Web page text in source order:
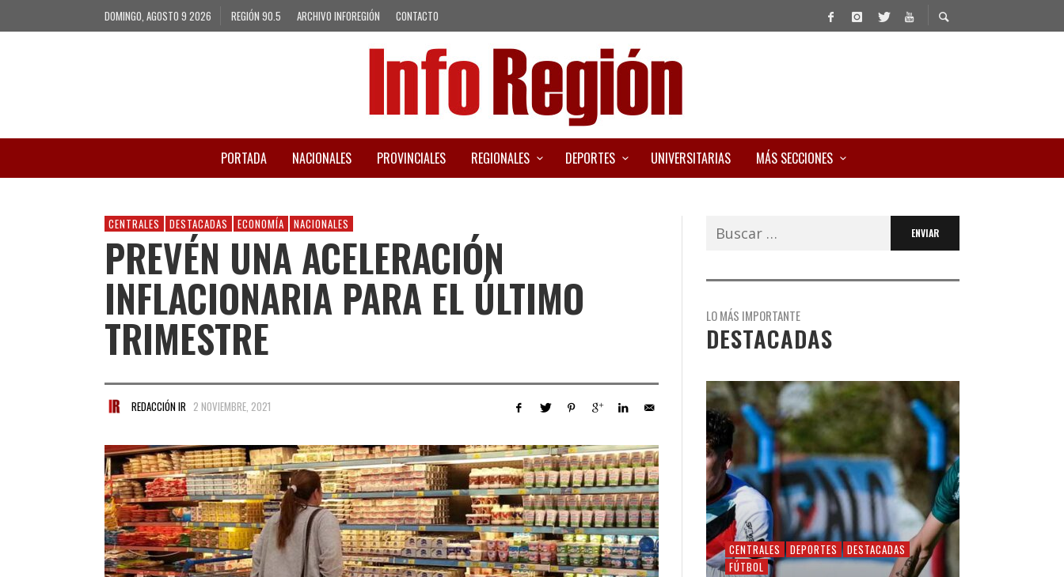
DOMINGO, AGOSTO 9 2026 REGIÓN 90.5 ARCHIVO INFOREGIÓN CONTACTO
PORTADA NACIONALES PROVINCIALES REGIONALES DEPORTES UNIVERSITARIAS MÁS SECCIONES
CENTRALES DESTACADAS ECONOMÍA NACIONALES
PREVÉN UNA ACELERACIÓN
INFLACIONARIA PARA EL ÚLTIMO
TRIMESTRE
REDACCIÓN IR 2 NOVIEMBRE, 2021
Buscar:
LO MÁS IMPORTANTE
DESTACADAS
CENTRALES DEPORTES
DESTACADAS
FÚTBOL